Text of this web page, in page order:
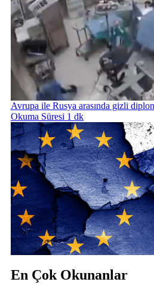
Avrupa ile Rusya arasında gizli
Okuma Süresi 1 dk
En Çok Okunanlar